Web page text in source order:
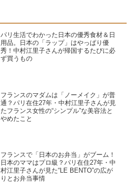
パリ生活でわかった日本の優秀食材＆日
用品。日本の「ラップ」はやっぱり優
秀！中村江里子さんが帰国するたびに必
ず買うもの
フランスのマダムは「ノーメイク」が普
通？パリ在住27年・中村江里子さんが見
たフランス女性の“シンプル”な美容法と
やめたこと
フランスで「日本のお弁当」がブーム！
日本のママはプロ級？パリ在住27年・中
村江里子さんが見た“LE BENTO”の広が
りとお弁当事情